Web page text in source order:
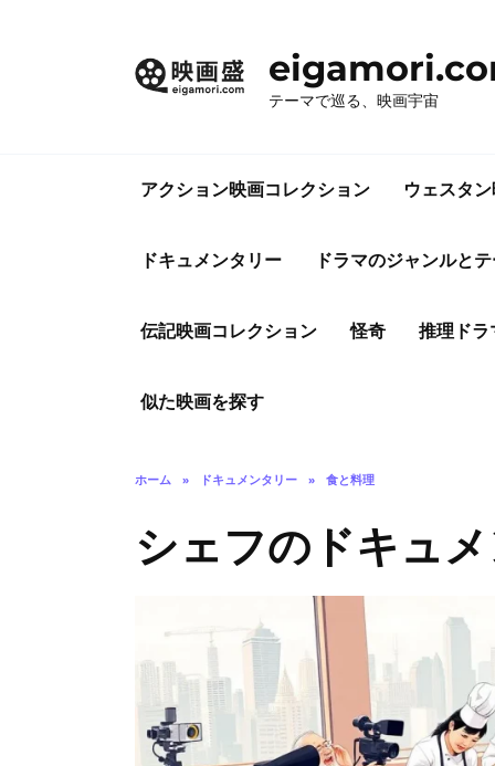
テーマで巡る、映画宇宙
アクション映画コレクション ウェスタ
ドキュメンタリー ドラマのジャンルと
伝記映画コレクション 怪奇 推理ドラ
似た映画を探す
ホーム » ドキュメンタリー » 食と料理
シェフのドキュ